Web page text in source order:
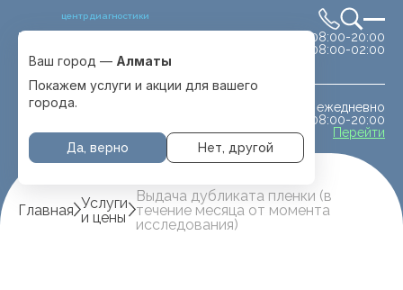
центр диагностики
Выбрать город
с. Отеген батыра
сб-вс 08:00-20:00
08:00-02:00
ежедневно
08:00-20:00
Перейти
Ваш город — Алматы
Покажем услуги и акции для вашего
города.
Да, верно Нет, другой
Главная Услуги
и цены
Выдача дубликата пленки (в
течение месяца от момента
исследования)